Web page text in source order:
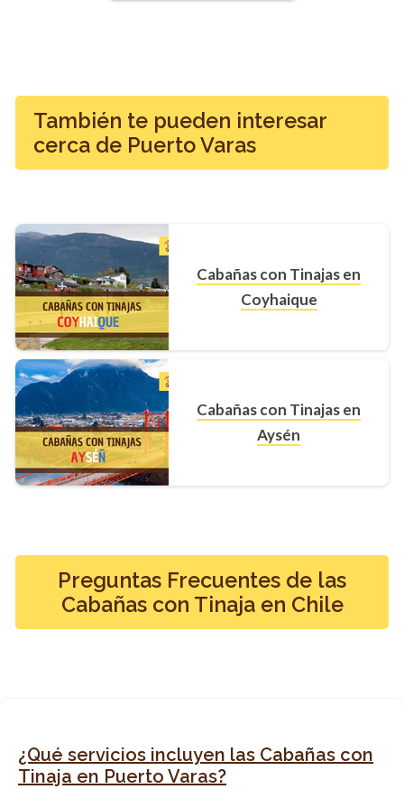
También te pueden interesar
cerca de Puerto Varas
Cabañas con Tinajas en
Coyhaique
Cabañas con Tinajas en
Aysén
Preguntas Frecuentes de las
Cabañas con Tinaja en Chile
¿Qué servicios incluyen las Cabañas con
Tinaja en Puerto Varas?